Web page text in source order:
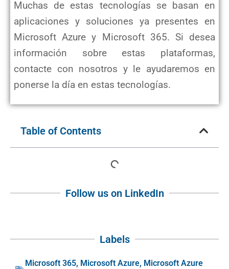
Muchas de estas tecnologías se basan en
aplicaciones y soluciones ya presentes en
Microsoft Azure y Microsoft 365. Si desea
información sobre estas plataformas,
contacte con nosotros y le ayudaremos en
ponerse la día en estas tecnologías.
Table of Contents
Follow us on LinkedIn
Labels
Microsoft 365, Microsoft Azure, Microsoft Azure